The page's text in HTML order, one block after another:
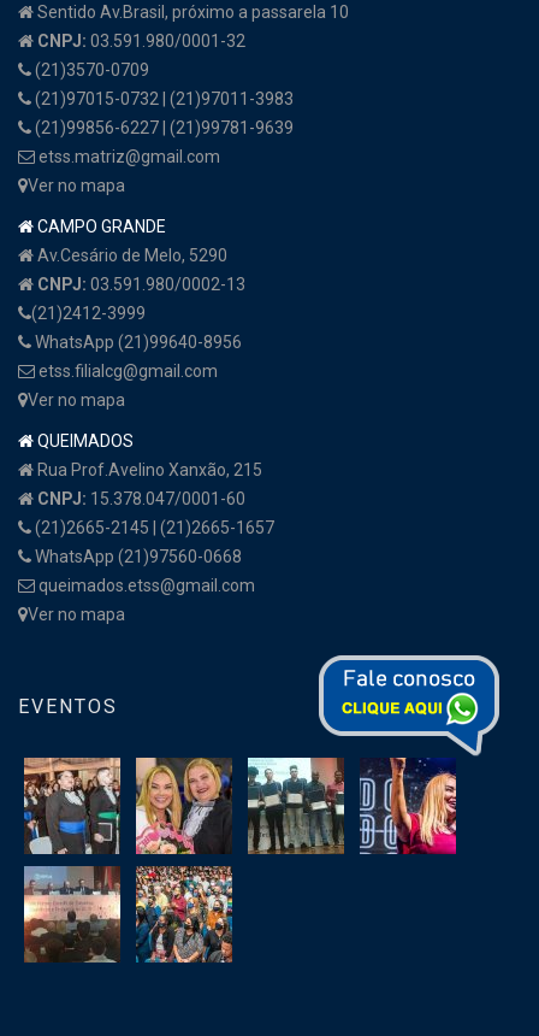
Sentido Av.Brasil, próximo a passarela 10
CNPJ: 03.591.980/0001-32
(21)3570-0709
(21)97015-0732 | (21)97011-3983
(21)99856-6227 | (21)99781-9639
etss.matriz@gmail.com
Ver no mapa
CAMPO GRANDE
Av.Cesário de Melo, 5290
CNPJ: 03.591.980/0002-13
(21)2412-3999
WhatsApp (21)99640-8956
etss.filialcg@gmail.com
Ver no mapa
QUEIMADOS
Rua Prof.Avelino Xanxão, 215
CNPJ: 15.378.047/0001-60
(21)2665-2145 | (21)2665-1657
WhatsApp (21)97560-0668
queimados.etss@gmail.com
Ver no mapa
EVENTOS